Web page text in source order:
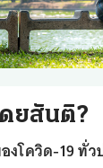
ยสันติ?
โควิด-19 ทั่